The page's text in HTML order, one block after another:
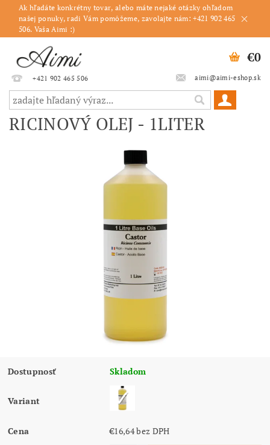
Ak hľadáte konkrétny tovar, alebo máte nejaké otázky ohľadom
našej ponuky, radi Vám pomôžeme, zavolajte nám: +421 902 465
506. Vaša Aimi :)
+421 902 465 506 aimi@aimi-eshop.sk
€0
RICINOVÝ OLEJ - 1LITER
Dostupnosť Skladom
Variant
Cena €16,64 bez DPH